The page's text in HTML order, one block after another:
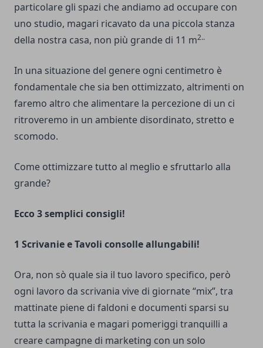
particolare gli spazi che andiamo ad occupare con
uno studio, magari ricavato da una piccola stanza
della nostra casa, non più grande di 11 m2..
In una situazione del genere ogni centimetro è
fondamentale che sia ben ottimizzato, altrimenti on
faremo altro che alimentare la percezione di un ci
ritroveremo in un ambiente disordinato, stretto e
scomodo.
Come ottimizzare tutto al meglio e sfruttarlo alla
grande?
Ecco 3 semplici consigli!
1 Scrivanie e Tavoli consolle allungabili!
Ora, non sò quale sia il tuo lavoro specifico, però
ogni lavoro da scrivania vive di giornate “mix”, tra
mattinate piene di faldoni e documenti sparsi su
tutta la scrivania e magari pomeriggi tranquilli a
creare campagne di marketing con un solo